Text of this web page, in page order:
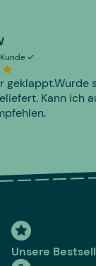
geklappt.Wurde
Kann ich
Unsere